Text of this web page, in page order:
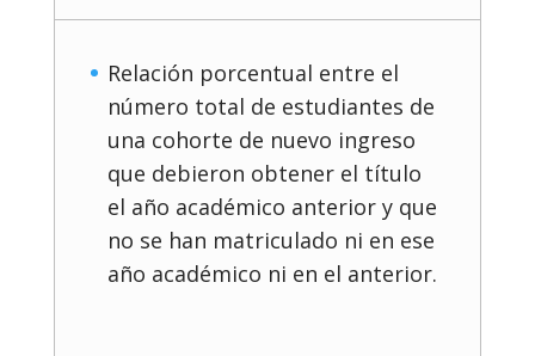
Relación porcentual entre el
número total de estudiantes de
una cohorte de nuevo ingreso
que debieron obtener el título
el año académico anterior y que
no se han matriculado ni en ese
año académico ni en el anterior.